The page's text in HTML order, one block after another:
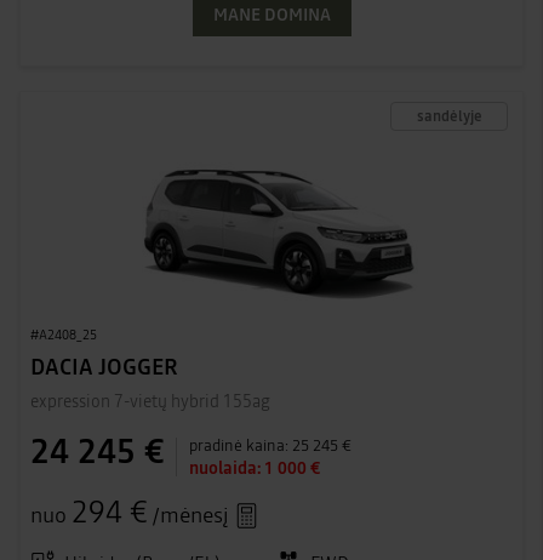
MANE DOMINA
sandėlyje
#A2408_25
DACIA JOGGER
expression 7-vietų hybrid 155ag
24 245 € pradinė kaina: 25 245 €
nuolaida: 1 000 €
nuo 294 € /mėnesį